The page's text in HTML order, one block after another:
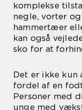
komplekse
negle, vorter
hammertæer
kan også
sko for at
Det er ikke
fordel af en
Personer med
unge med